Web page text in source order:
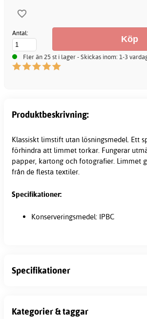
Antal:
Fler än 25 st i lager - Skickas inom: 1-3
Produktbeskrivning:
Klassiskt limstift utan lösningsmedel. Ett
förhindra att limmet torkar. Fungerar
papper, kartong och fotografier. Limmet
från de flesta textiler.
Specifikationer:
Konserveringsmedel: IPBC
Specifikationer
Kategorier & taggar